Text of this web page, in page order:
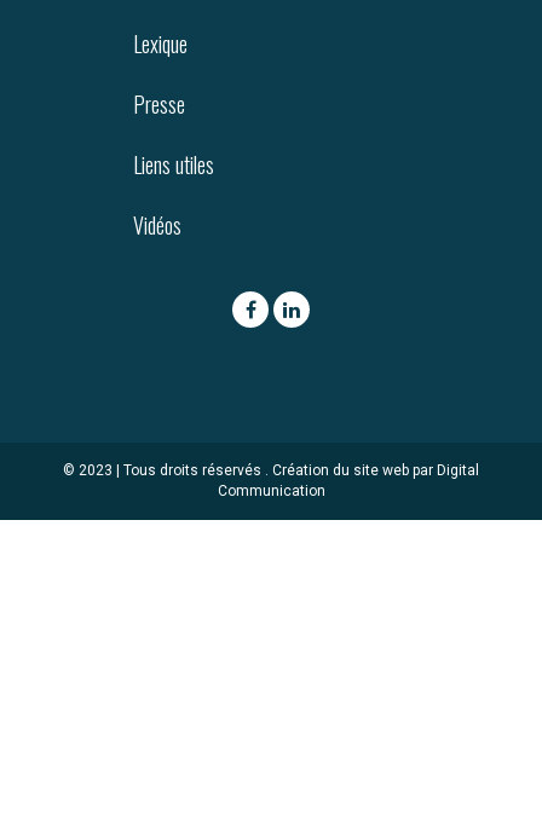
Lexique
Presse
Liens utiles
Vidéos
© 2023 | Tous droits réservés . Création du site web par Digital
Communication